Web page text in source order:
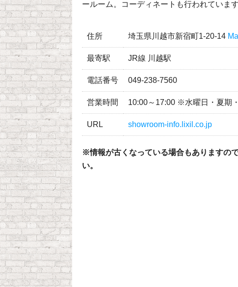
ールーム。コーディネートも行われています
住所 埼玉県川越市新宿町1-20-14
最寄駅 JR線 川越駅
電話番号 049-238-7560
営業時間 10:00～17:00 ※水曜日・夏期
URL showroom-info.lixil.co.jp
※情報が古くなっている場合もありますの
い。